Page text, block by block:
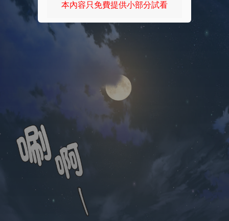
本內容只免費提供小部分試看